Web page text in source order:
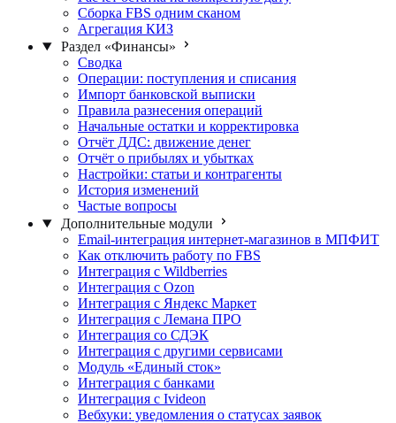
Сборка FBS одним сканом
Агрегация КИЗ
Раздел «Финансы»
Сводка
Операции: поступления и списания
Импорт банковской выписки
Правила разнесения операций
Начальные остатки и корректировка
Отчёт ДДС: движение денег
Отчёт о прибылях и убытках
Настройки: статьи и контрагенты
История изменений
Частые вопросы
Дополнительные модули
Email-интеграция интернет-магазинов в МПФИТ
Как отключить работу по FBS
Интеграция с Wildberries
Интеграция с Ozon
Интеграция с Яндекс Маркет
Интеграция с Лемана ПРО
Интеграция со СДЭК
Интеграция с другими сервисами
Модуль «Единый сток»
Интеграция с банками
Интеграция с Ivideon
Вебхуки: уведомления о статусах заявок